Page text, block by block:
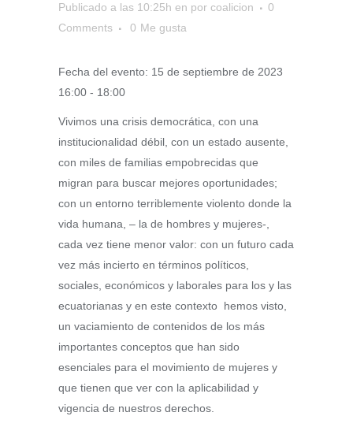
Publicado a las 10:25h en por coalicion
0
Comments
0 Me gusta
Fecha del evento: 15 de septiembre de 2023
16:00 - 18:00
Vivimos una crisis democrática, con una
institucionalidad débil, con un estado ausente,
con miles de familias empobrecidas que
migran para buscar mejores oportunidades;
con un entorno terriblemente violento donde la
vida humana, – la de hombres y mujeres-,
cada vez tiene menor valor: con un futuro cada
vez más incierto en términos políticos,
sociales, económicos y laborales para los y las
ecuatorianas y en este contexto hemos visto,
un vaciamiento de contenidos de los más
importantes conceptos que han sido
esenciales para el movimiento de mujeres y
que tienen que ver con la aplicabilidad y
vigencia de nuestros derechos.